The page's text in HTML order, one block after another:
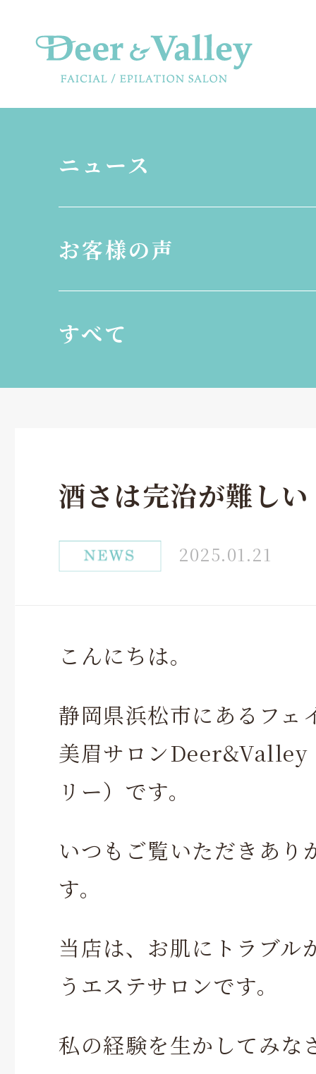
ニュース
お客様の声
すべて
酒さは完治が難し
2025.01.21
こんにちは。
静岡県浜松市にあるフェ
美眉サロンDeer&Valley
リー）です。
いつもご覧いただきあり
す。
当店は、お肌にトラブル
うエステサロンです。
私の経験を生かしてみな